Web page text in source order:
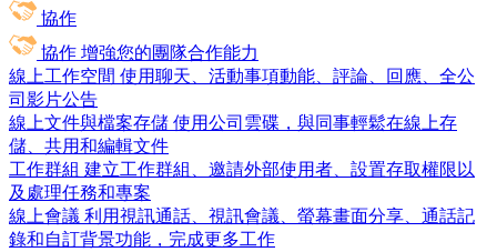
協作
協作 增強您的團隊合作能力
線上工作空間 使用聊天、活動事項動能、評論、回應、全公
司影片公告
線上文件與檔案存儲 使用公司雲碟，與同事輕鬆在線上存
儲、共用和編輯文件
工作群組 建立工作群組、邀請外部使用者、設置存取權限以
及處理任務和專案
線上會議 利用視訊通話、視訊會議、螢幕畫面分享、通話記
錄和自訂背景功能，完成更多工作